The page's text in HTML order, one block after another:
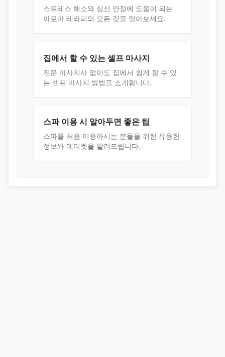
스트레스 해소와 심신 안정에 도움이 되는
아로마 테라피의 모든 것을 알아보세요.
집에서 할 수 있는 셀프 마사지
전문 마사지사 없이도 집에서 쉽게 할 수 있
는 셀프 마사지 방법을 소개합니다.
스파 이용 시 알아두면 좋은 팁
스파를 처음 이용하시는 분들을 위한 유용한
정보와 에티켓을 알려드립니다.